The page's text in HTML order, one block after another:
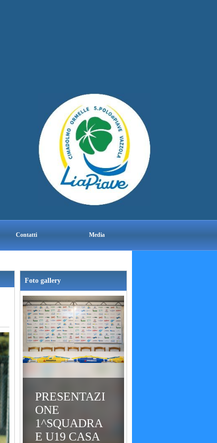
Contatti Media
Foto gallery
PRESENTAZI
ONE
1^SQUADRA
E U19 CASA